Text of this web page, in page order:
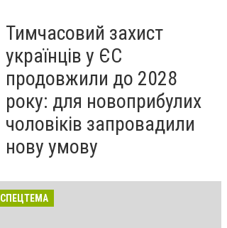
Тимчасовий захист
українців у ЄС
продовжили до 2028
року: для новоприбулих
чоловіків запровадили
нову умову
СПЕЦТЕМА